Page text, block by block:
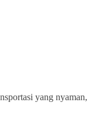
yang nyaman,